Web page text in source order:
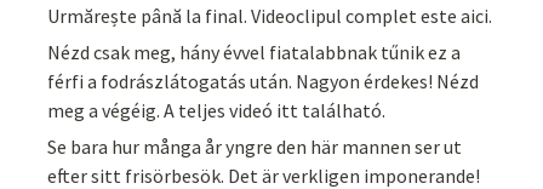
Urmărește până la final. Videoclipul complet este aici.
Nézd csak meg, hány évvel fiatalabbnak tűnik ez a
férfi a fodrászlátogatás után. Nagyon érdekes! Nézd
meg a végéig. A teljes videó itt található.
Se bara hur många år yngre den här mannen ser ut
efter sitt frisörbesök. Det är verkligen imponerande!